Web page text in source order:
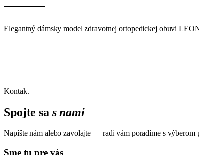
Elegantný dámsky model zdravotnej ortopedickej obuvi
Kontakt
Spojte sa s nami
Napíšte nám alebo zavolajte — radi vám poradíme s výberom
Sme tu pre vás